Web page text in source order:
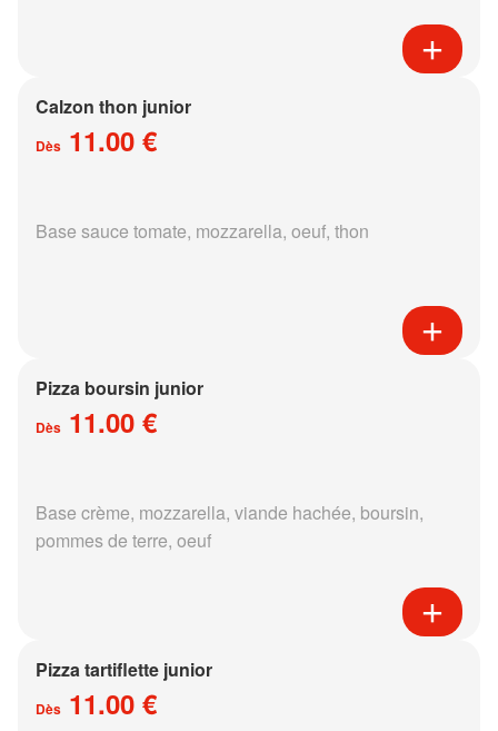
Calzon thon junior
Dès 11.00 €
Base sauce tomate, mozzarella, oeuf, thon
Pizza boursin junior
Dès 11.00 €
Base crème, mozzarella, viande hachée, boursin,
pommes de terre, oeuf
Pizza tartiflette junior
Dès 11.00 €